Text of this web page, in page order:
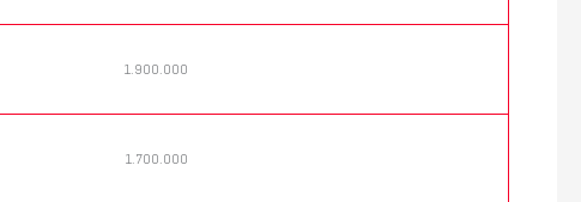
1.900.000
1.700.000